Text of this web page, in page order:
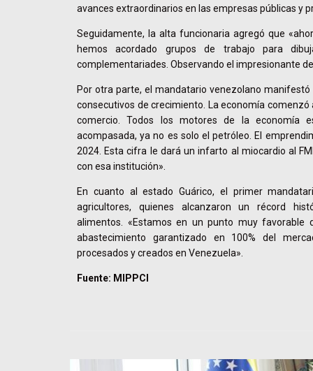
avances extraordinarios en las empresas públicas y
Seguidamente, la alta funcionaria agregó que
hemos acordado grupos de trabajo para
complementariades. Observando el impresionante
Por otra parte, el mandatario venezolano
consecutivos de crecimiento. La economía
comercio. Todos los motores de la economía
acompasada, ya no es solo el petróleo. El
2024. Esta cifra le dará un infarto al miocardio al
con esa institución».
En cuanto al estado Guárico, el primer
agricultores, quienes alcanzaron un récord
alimentos. «Estamos en un punto muy favorable
abastecimiento garantizado en 100% del
procesados y creados en Venezuela».
Fuente: MIPPCI